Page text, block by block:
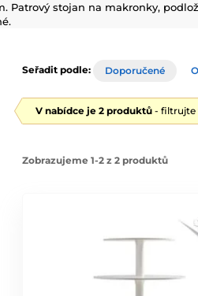
Patrový stojan na makronky,
Seřadit podle: Doporučené
V nabídce je 2 produktů - filtrujte
Zobrazujeme 1-2 z 2 produktů